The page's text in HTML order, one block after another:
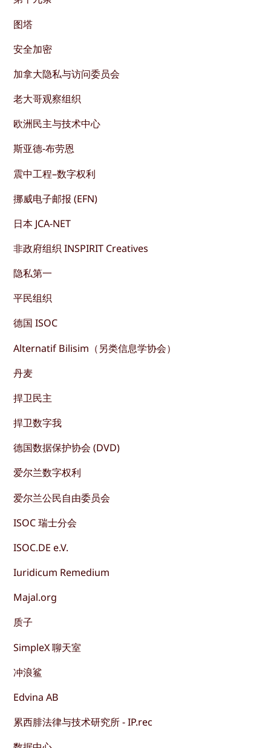
图塔
安全加密
加拿大隐私与访问委员会
老大哥观察组织
欧洲民主与技术中心
斯亚德-布劳恩
震中工程–数字权利
挪威电子邮报 (EFN)
日本 JCA-NET
非政府组织 INSPIRIT Creatives
隐私第一
平民组织
德国 ISOC
Alternatif Bilisim（另类信息学协会）
丹麦
捍卫民主
捍卫数字我
德国数据保护协会 (DVD)
爱尔兰数字权利
爱尔兰公民自由委员会
ISOC 瑞士分会
ISOC.DE e.V.
Iuridicum Remedium
Majal.org
质子
SimpleX 聊天室
冲浪鲨
Edvina AB
累西腓法律与技术研究所 - IP.rec